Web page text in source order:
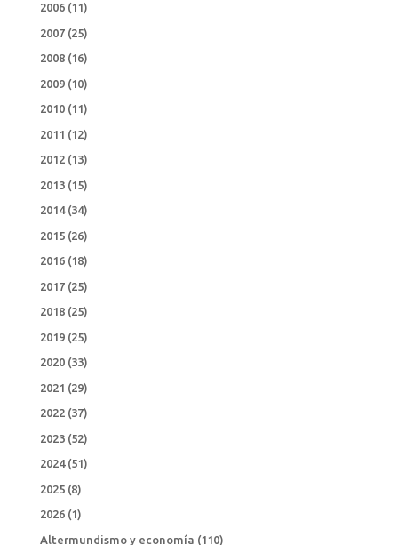
2006(11)
2007(25)
2008(16)
2009(10)
2010(11)
2011 (12)
2012(13)
2013(15)
2014(34)
2015(26)
2016(18)
2017(25)
2018(25)
2019(25)
2020(33)
2021 (29)
2022(37)
2023(52)
2024(51)
2025(8)
2026(1)
Altermundismo y economía (110)